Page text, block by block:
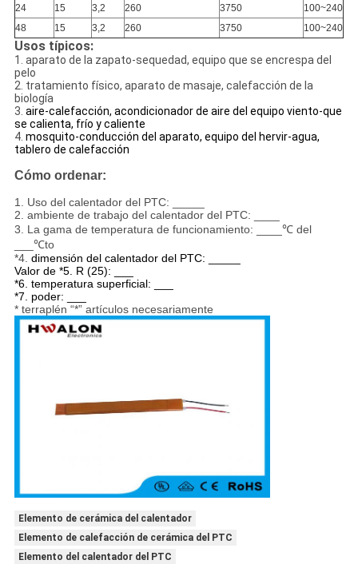
24 15 3,2 260 3750
100~240
48
15 3,2 260 3750 100~240
Usos típicos:
1. aparato de la zapato-sequedad, equipo que se encrespa del
pelo
2. tratamiento físico, aparato de masaje, calefacción de la
biología
3. aire-calefacción, acondicionador de aire del equipo viento-que
se calienta, frío y caliente
4. mosquito-conducción del aparato, equipo del hervir-agua,
tablero de calefacción
Cómo ordenar:
1. Uso del calentador del PTC: _____
2. ambiente de trabajo del calentador del PTC: ____
3. La gama de temperatura de funcionamiento: ____℃ del
___℃to
*4. dimensión del calentador del PTC: _____
Valor de *5. R (25): ___
*6. temperatura superficial: ___
*7. poder: ___
* terraplén “*” artículos necesariamente
Elemento de cerámica del calentador
Elemento de calefacción de cerámica del PTC
Elemento del calentador del PTC